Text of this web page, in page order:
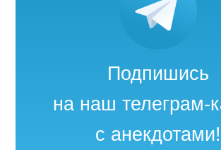
Подпишись
на наш телеграм-
с анекдотами!